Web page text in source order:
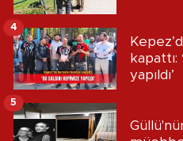
kapattı:
yapıldı’
4
5